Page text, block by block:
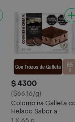
$ 4300
($66.16/g)
Colombina Galleta
Helado Sabor a
Cookies & Cream